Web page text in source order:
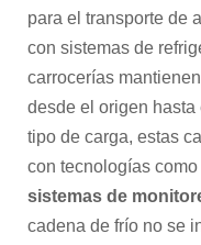
para el transporte de
con sistemas de
carrocerías
desde el origen
tipo de carga, estas
con tecnologías como
sistemas de
cadena de frío no se